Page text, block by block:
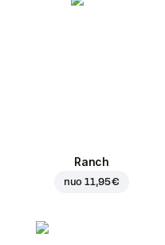
Ranch
nuo11,95 €